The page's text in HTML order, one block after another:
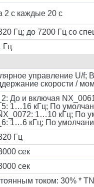
2 с каждые 20 с
Гц; до 7200 Гц со
Гц
управление U/f;
скорости /
До и включая
1…16 кГц; По
1…10 кГц; По
1…6 кГц; По
Гц
сек
сек
током: 30% *